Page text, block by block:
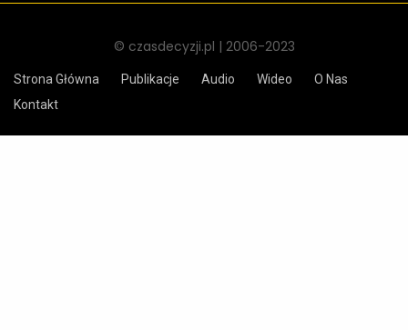
© czasdecyzji.pl | 2006-2023
Strona Główna Publikacje Audio Wideo
O Nas
Kontakt